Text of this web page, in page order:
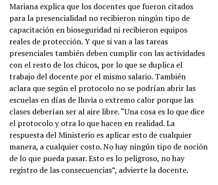
Mariana explica que los docentes que fueron citados
para la presencialidad no recibieron ningún tipo de
capacitación en bioseguridad ni recibieron equipos
reales de protección. Y que si van a las tareas
presenciales también deben cumplir con las actividades
con el resto de los chicos, por lo que se duplica el
trabajo del docente por el mismo salario. También
aclara que según el protocolo no se podrían abrir las
escuelas en días de lluvia o extremo calor porque las
clases deberían ser al aire libre. “Una cosa es lo que dice
el protocolo y otra lo que hacen en realidad. La
respuesta del Ministerio es aplicar esto de cualquier
manera, a cualquier costo. No hay ningún tipo de noción
de lo que pueda pasar. Esto es lo peligroso, no hay
registro de las consecuencias”, advierte la docente.